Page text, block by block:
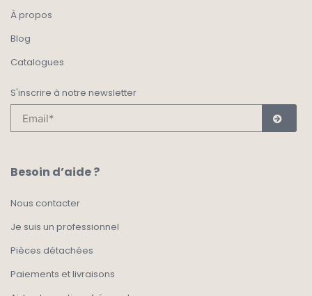
À propos
Blog
Catalogues
S'inscrire à notre newsletter
Besoin d’aide ?
Nous contacter
Je suis un professionnel
Pièces détachées
Paiements et livraisons